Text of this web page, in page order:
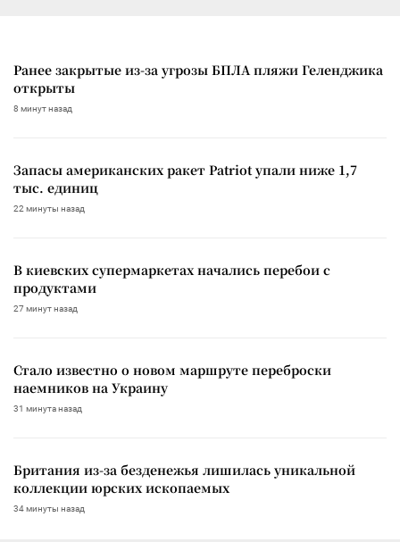
Ранее закрытые из-за угрозы БПЛА пляжи Геленджика
открыты
8 минут назад
Запасы американских ракет Patriot упали ниже 1,7
тыс. единиц
22 минуты назад
В киевских супермаркетах начались перебои с
продуктами
27 минут назад
Стало известно о новом маршруте переброски
наемников на Украину
31 минута назад
Британия из-за безденежья лишилась уникальной
коллекции юрских ископаемых
34 минуты назад